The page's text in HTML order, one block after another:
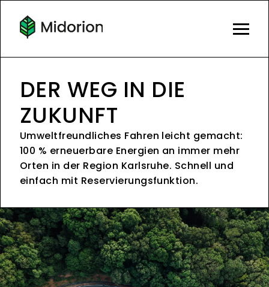
DER WEG IN DIE
ZUKUNFT
Umweltfreundliches Fahren leicht gemacht:
100 % erneuerbare Energien an immer mehr
Orten in der Region Karlsruhe. Schnell und
einfach mit Reservierungsfunktion.